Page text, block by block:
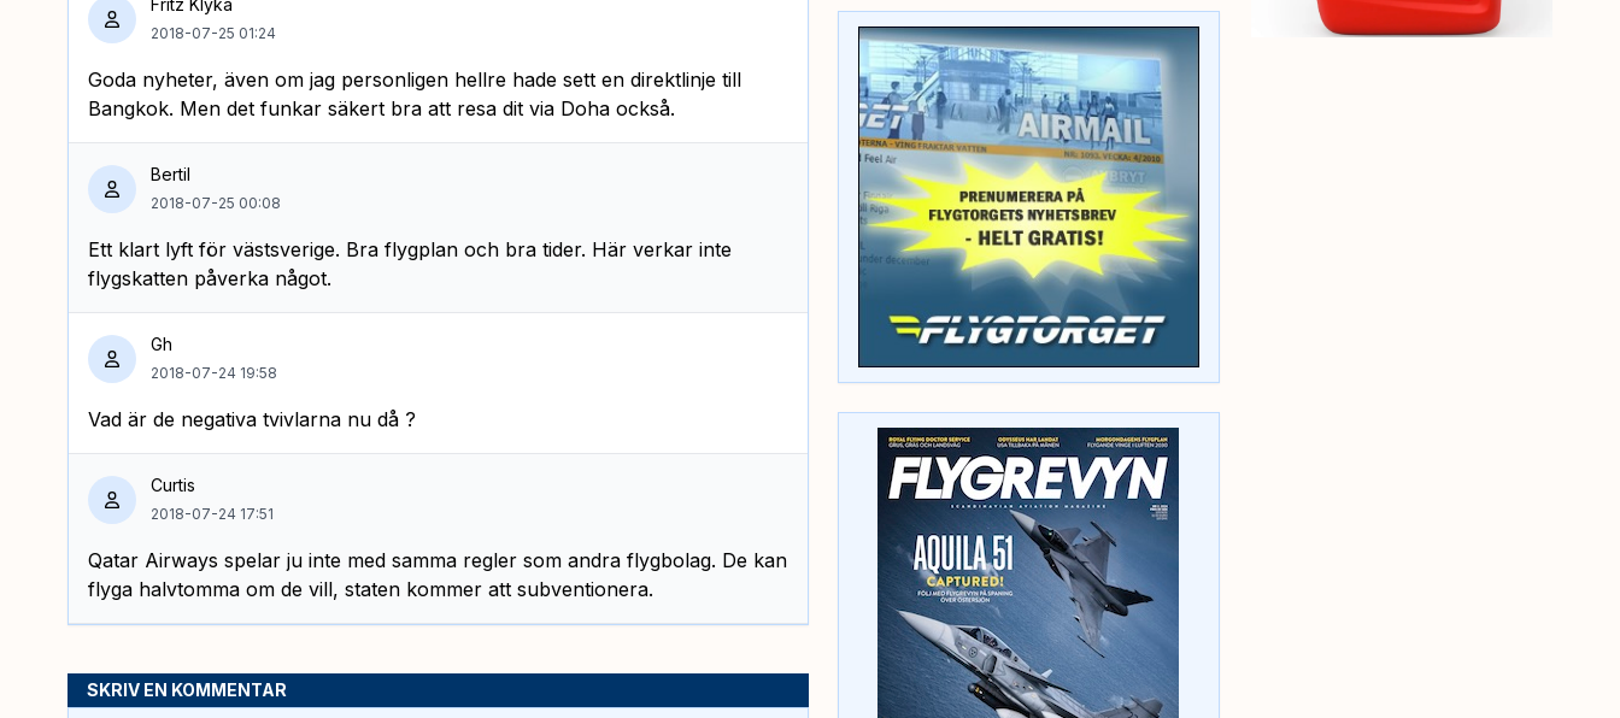
Fritz Klyka
2018-07-25 01:24
Goda nyheter, även om jag personligen hellre hade sett en direktlinje till
Bangkok. Men det funkar säkert bra att resa dit via Doha också.
Bertil
2018-07-25 00:08
Ett klart lyft för västsverige. Bra flygplan och bra tider. Här verkar inte
flygskatten påverka något.
Gh
2018-07-24 19:58
Vad är de negativa tvivlarna nu då ?
Curtis
2018-07-24 17:51
Qatar Airways spelar ju inte med samma regler som andra flygbolag. De kan
flyga halvtomma om de vill, staten kommer att subventionera.
SKRIV EN KOMMENTAR